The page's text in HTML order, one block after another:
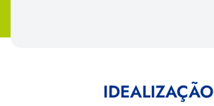
IDEALIZAÇÃO